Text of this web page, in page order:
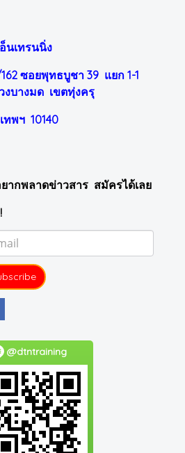
นเทรนนิ่ง
162 ซอยพุทธบูชา 39 แยก 1-1
งบางมด เขตทุ่งครุ
ทพฯ 10140
ากพลาดข่าวสาร สมัครได้เลย
@dtntraining